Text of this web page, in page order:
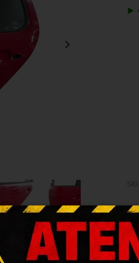
7x